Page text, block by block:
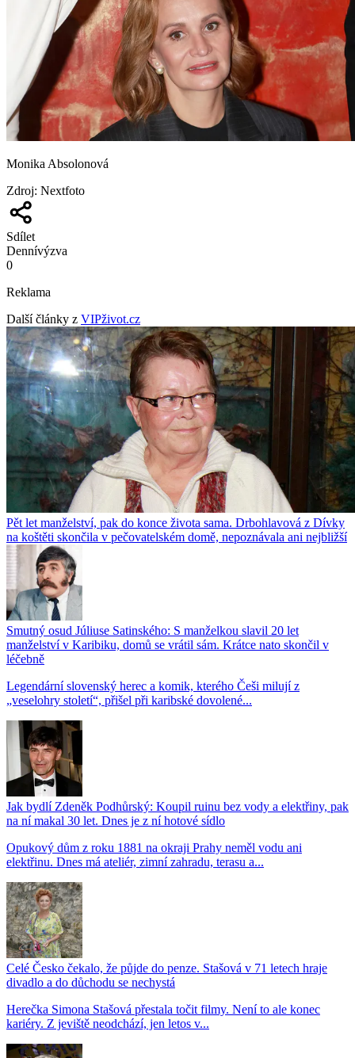
Monika Absolonová
Zdroj: Nextfoto
Sdílet
Dennívýzva
0
Reklama
Další články z VIPživot.cz
Pět let manželství, pak do konce života sama. Drbohlavová z Dívky
na koštěti skončila v pečovatelském domě, nepoznávala ani nejbližší
Smutný osud Júliuse Satinského: S manželkou slavil 20 let
manželství v Karibiku, domů se vrátil sám. Krátce nato skončil v
léčebně
Legendární slovenský herec a komik, kterého Češi milují z
„veselohry století“, přišel při karibské dovolené...
Jak bydlí Zdeněk Podhůrský: Koupil ruinu bez vody a elektřiny, pak
na ní makal 30 let. Dnes je z ní hotové sídlo
Opukový dům z roku 1881 na okraji Prahy neměl vodu ani
elektřinu. Dnes má ateliér, zimní zahradu, terasu a...
Celé Česko čekalo, že půjde do penze. Stašová v 71 letech hraje
divadlo a do důchodu se nechystá
Herečka Simona Stašová přestala točit filmy. Není to ale konec
kariéry. Z jeviště neodchází, jen letos v...